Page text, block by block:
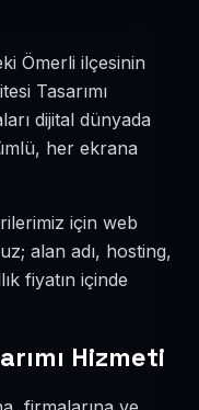
Ömerli ilçesinin
Tasarımı
dijital dünyada
her ekrana
için web
alan adı, hosting,
fiyatın içinde
Hizmeti